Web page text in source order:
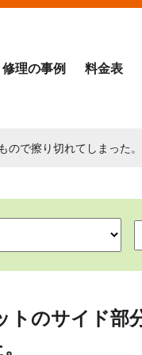
理の事例 料金表
で擦り切れてしまった。
トのサイド部